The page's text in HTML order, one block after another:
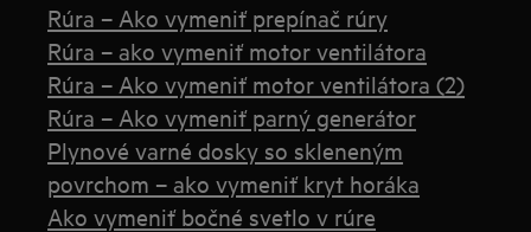
Rúra – Ako vymeniť prepínač rúry
Rúra – ako vymeniť motor ventilátora
Rúra – Ako vymeniť motor ventilátora (2)
Rúra – Ako vymeniť parný generátor
Plynové varné dosky so skleneným
povrchom – ako vymeniť kryt horáka
Ako vymeniť bočné svetlo v rúre